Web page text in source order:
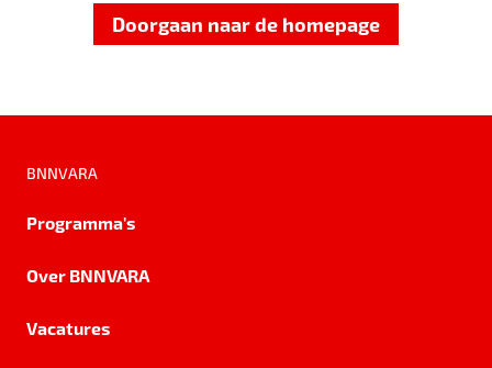
Doorgaan naar de homepage
BNNVARA
Programma's
Over BNNVARA
Vacatures